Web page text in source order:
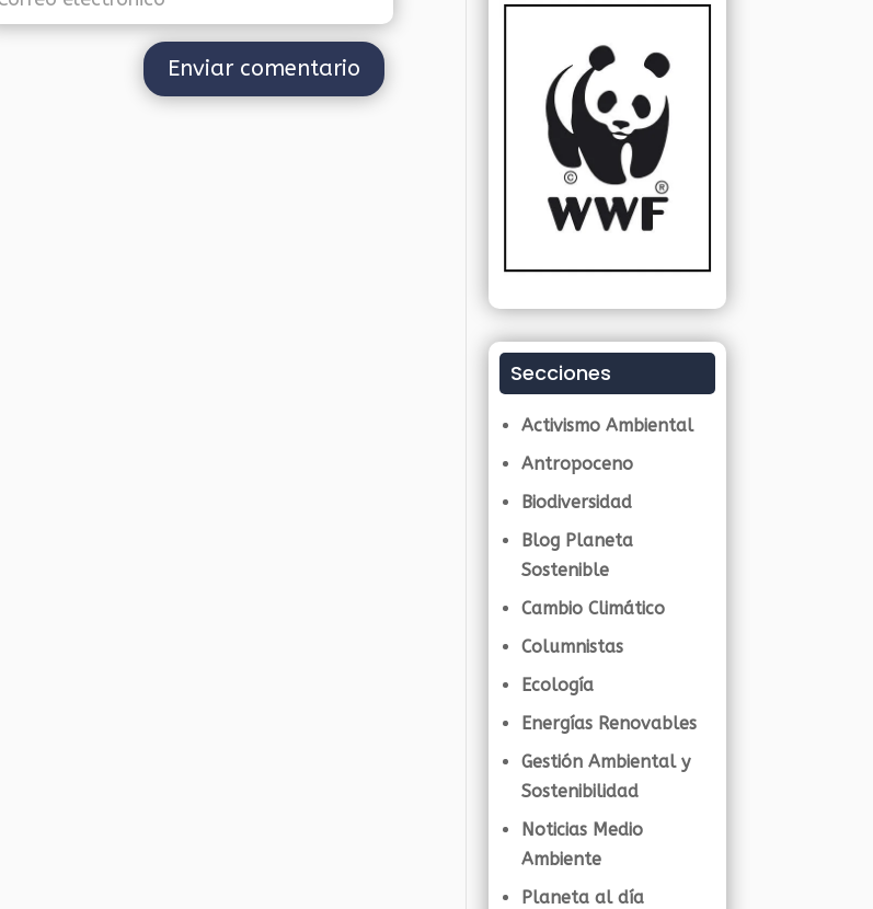
Secciones
Activismo Ambiental
Antropoceno
Biodiversidad
Blog Planeta
Sostenible
Cambio Climático
Columnistas
Ecología
Energías Renovables
Gestión Ambiental y
Sostenibilidad
Noticias Medio
Ambiente
Planeta al día